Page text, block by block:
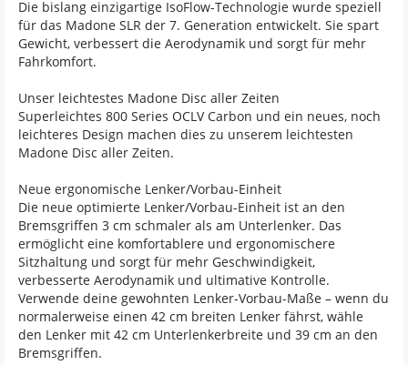
Die bislang einzigartige IsoFlow-Technologie wurde speziell
für das Madone SLR der 7. Generation entwickelt. Sie spart
Gewicht, verbessert die Aerodynamik und sorgt für mehr
Fahrkomfort.
Unser leichtestes Madone Disc aller Zeiten
Superleichtes 800 Series OCLV Carbon und ein neues, noch
leichteres Design machen dies zu unserem leichtesten
Madone Disc aller Zeiten.
Neue ergonomische Lenker/Vorbau-Einheit
Die neue optimierte Lenker/Vorbau-Einheit ist an den
Bremsgriffen 3 cm schmaler als am Unterlenker. Das
ermöglicht eine komfortablere und ergonomischere
Sitzhaltung und sorgt für mehr Geschwindigkeit,
verbesserte Aerodynamik und ultimative Kontrolle.
Verwende deine gewohnten Lenker-Vorbau-Maße – wenn du
normalerweise einen 42 cm breiten Lenker fährst, wähle
den Lenker mit 42 cm Unterlenkerbreite und 39 cm an den
Bremsgriffen.